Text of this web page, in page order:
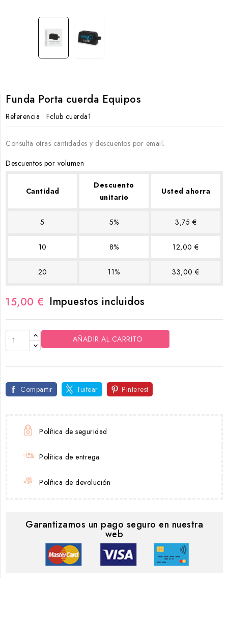
Funda Porta cuerda Equipos
Referencia : Fclub cuerda1
Consulta otras cantidades y descuentos por email.
Descuentos por volumen
Cantidad
Descuento
unitario
Usted ahorra
5 5% 3,75 €
10 8% 12,00 €
20 11% 33,00 €
15,00 € Impuestos incluidos
AÑADIR AL CARRITO
Compartir Tuitear Pinterest
Política de seguridad
Política de entrega
Política de devolución
Garantizamos un pago seguro en nuestra
web